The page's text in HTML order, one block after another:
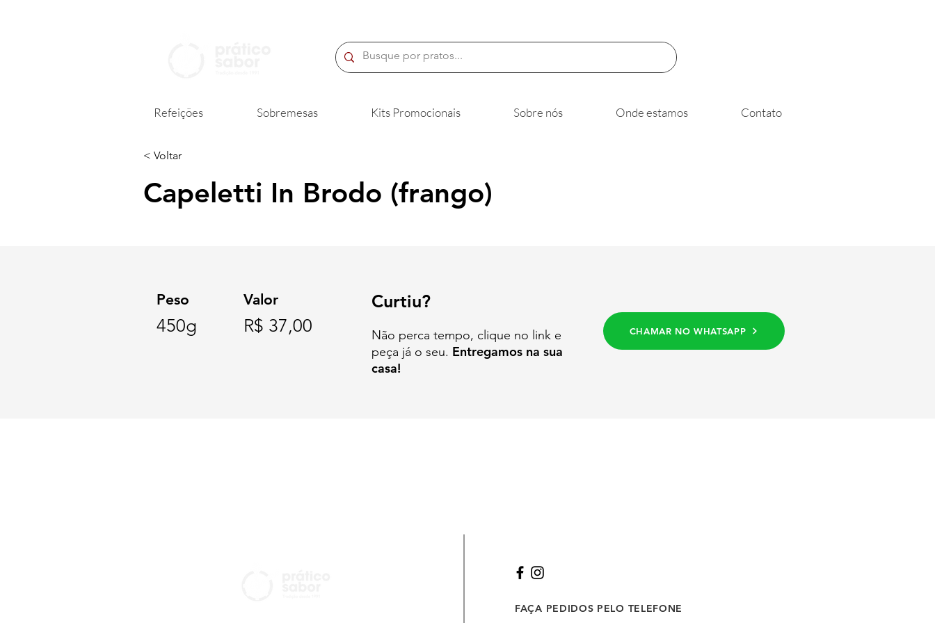
Refeições Sobremesas Kits Promocionais Sobre nós Onde estamos Contato
< Voltar
Capeletti In Brodo (frango)
Peso
450g
Valor
R$ 37,00
Curtiu?
Não perca tempo, clique no link e
peça já o seu. Entregamos na sua
casa!
CHAMAR NO WHATSAPP
FAÇA PEDIDOS PELO TELEFONE